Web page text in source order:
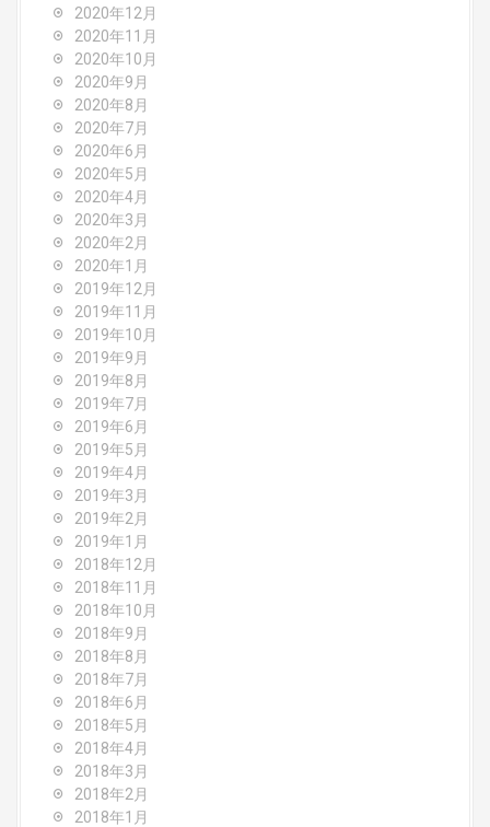
2020年12月
2020年11月
2020年10月
2020年9月
2020年8月
2020年7月
2020年6月
2020年5月
2020年4月
2020年3月
2020年2月
2020年1月
2019年12月
2019年11月
2019年10月
2019年9月
2019年8月
2019年7月
2019年6月
2019年5月
2019年4月
2019年3月
2019年2月
2019年1月
2018年12月
2018年11月
2018年10月
2018年9月
2018年8月
2018年7月
2018年6月
2018年5月
2018年4月
2018年3月
2018年2月
2018年1月